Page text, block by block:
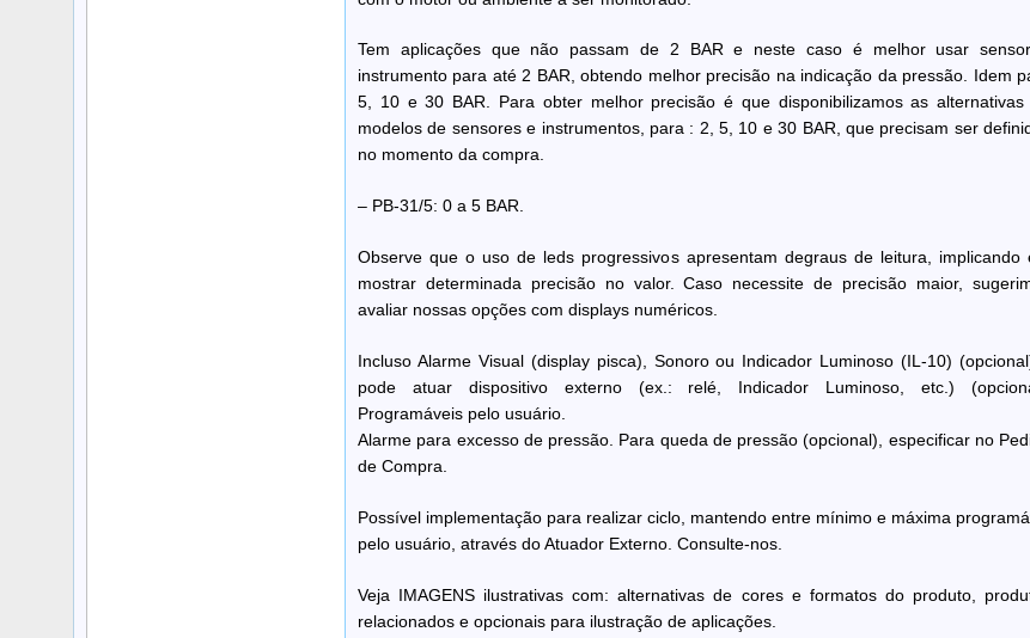
Tem aplicações que não passam de 2 BAR e neste caso é melhor usar
instrumento para até 2 BAR, obtendo melhor precisão na indicação da pressão. Idem
5, 10 e 30 BAR. Para obter melhor precisão é que disponibilizamos as alternativas
modelos de sensores e instrumentos, para : 2, 5, 10 e 30 BAR, que precisam ser
no momento da compra.
– PB-31/5: 0 a 5 BAR.
Observe que o uso de leds progressivos apresentam degraus de leitura, implicando
mostrar determinada precisão no valor. Caso necessite de precisão maior,
avaliar nossas opções com displays numéricos.
Incluso Alarme Visual (display pisca), Sonoro ou Indicador Luminoso (IL-10)
pode atuar dispositivo externo (ex.: relé, Indicador Luminoso, etc.)
Programáveis pelo usuário.
Alarme para excesso de pressão. Para queda de pressão (opcional), especificar no
de Compra.
Possível implementação para realizar ciclo, mantendo entre mínimo e máxima
pelo usuário, através do Atuador Externo. Consulte-nos.
Veja IMAGENS ilustrativas com: alternativas de cores e formatos do produto,
relacionados e opcionais para ilustração de aplicações.